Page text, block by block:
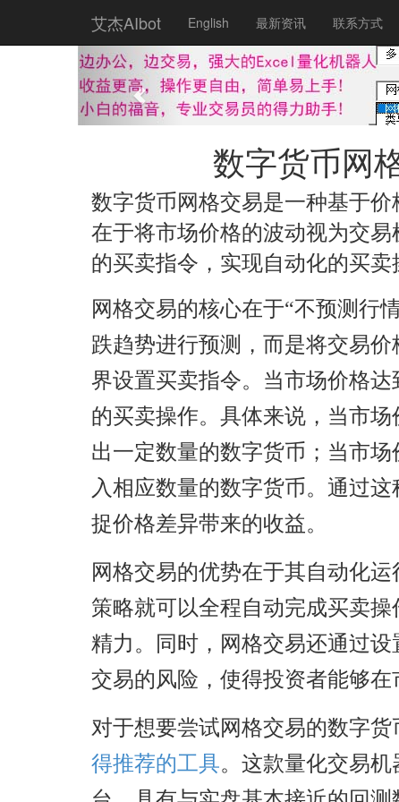
艾杰AIbot English 最新资讯 联系方式
Previous
数字货币网
数字货币网格交易是一种基于
在于将市场价格的波动视为交
的买卖指令，实现自动化的买卖
网格交易的核心在于“不预测行
跌趋势进行预测，而是将交易
界设置买卖指令。当市场价格
的买卖操作。具体来说，当市
出一定数量的数字货币；当市
入相应数量的数字货币。通过
捉价格差异带来的收益。
网格交易的优势在于其自动化
策略就可以全程自动完成买卖
精力。同时，网格交易还通过
交易的风险，使得投资者能够在
对于想要尝试网格交易的数字货
得推荐的工具。这款量化交易